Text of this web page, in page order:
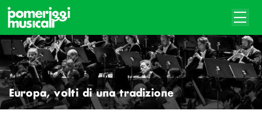
Europa, volti di una tradizione